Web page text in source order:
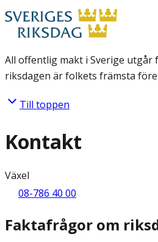
All offentlig makt i Sverige utgår
riksdagen är folkets främsta
Till toppen
Kontakt
Växel
08-786 40 00
Faktafrågor om